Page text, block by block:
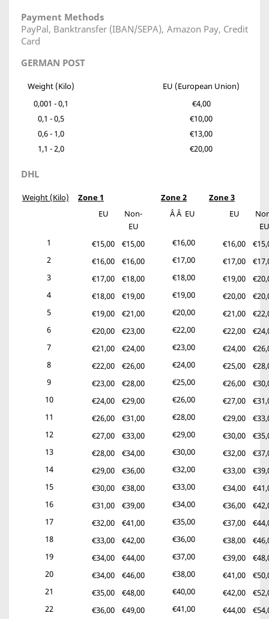
Payment Methods
PayPal, Banktransfer (IBAN/SEPA), Amazon Pay, Credit
Card
GERMAN POST
Weight (Kilo)
EU (European Union)
0,001 - 0,1
€4,00
0,1 - 0,5
€10,00
0,6 - 1,0
€13,00
1,1 - 2,0
€20,00
DHL
Weight (Kilo) Zone 1 Zone 2
Zone 3
EU
Non-
EU
Â Â EU EU
EU
1
€15,00 €15,00 €16,00 €16,00
2
€16,00 €16,00 €17,00 €17,00
3
€17,00 €18,00 €18,00 €19,00
4
€18,00 €19,00 €19,00 €20,00
5
€19,00 €21,00 €20,00 €21,00
6
€20,00 €23,00 €22,00 €22,00
7
€21,00 €24,00 €23,00 €24,00
8
€22,00 €26,00 €24,00 €25,00
9
€23,00 €28,00 €25,00 €26,00
10
€24,00 €29,00 €26,00 €27,00
11
€26,00 €31,00 €28,00 €29,00
12
€27,00 €33,00 €29,00 €30,00
13
€28,00 €34,00 €30,00 €32,00
14
€29,00 €36,00 €32,00 €33,00
15
€30,00 €38,00 €33,00 €34,00
16
€31,00 €39,00 €34,00 €36,00
17
€32,00 €41,00 €35,00 €37,00
18
€33,00 €42,00 €36,00 €38,00
19
€34,00 €44,00 €37,00 €39,00
20
€34,00 €46,00 €38,00 €41,00
21
€35,00 €48,00 €40,00 €42,00
22
€36,00 €49,00 €41,00 €44,00